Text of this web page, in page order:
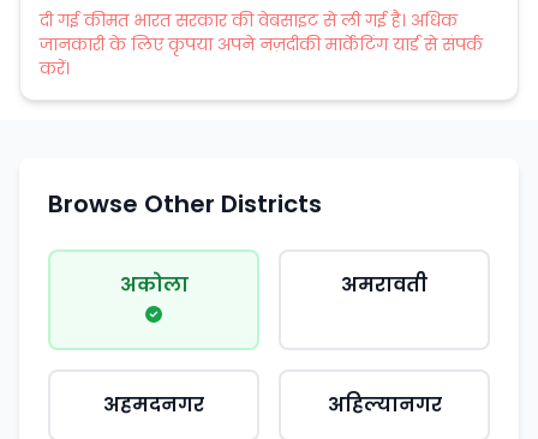
दी गई कीमत भारत सरकार की वेबसाइट से ली गई है। अधिक
जानकारी के लिए कृपया अपने नज़दीकी मार्केटिंग यार्ड से संपर्क
करें।
Browse Other Districts
अकोला अमरावती
अहमदनगर अहिल्यानगर